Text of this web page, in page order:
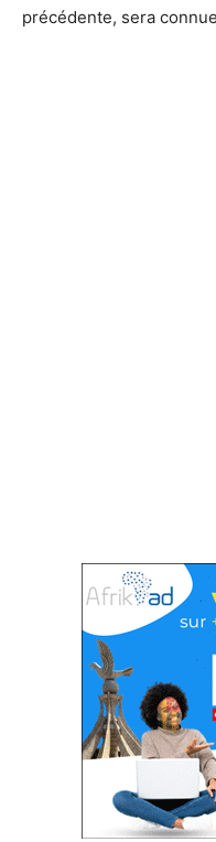
précédente, sera